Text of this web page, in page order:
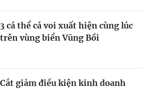
3 cá thể cá voi xuất hiện cùng lúc
trên vùng biển Vũng Bồi
Cắt giảm điều kiện kinh doanh